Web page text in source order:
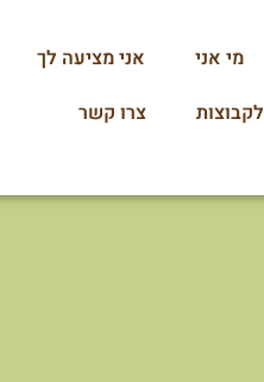
מי אני אני מציעה לך
לקבוצות צרו קשר